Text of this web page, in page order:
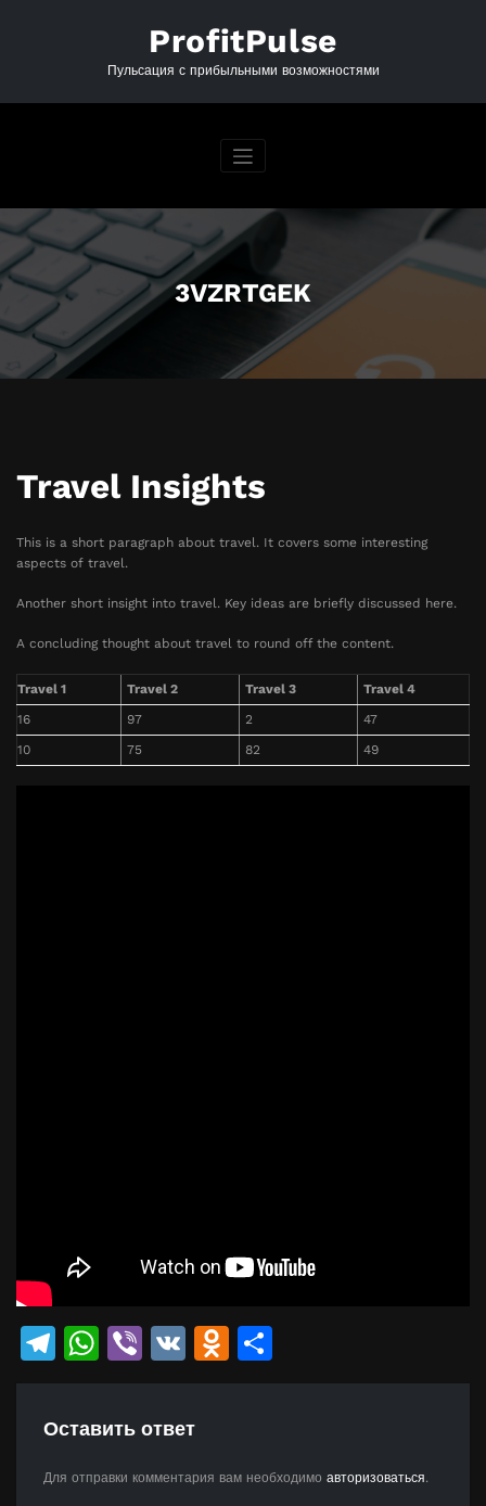
ProfitPulse
Пульсация с прибыльными возможностями
3VZRTGEK
Travel Insights
This is a short paragraph about travel. It covers some interesting
aspects of travel.
Another short insight into travel. Key ideas are briefly discussed here.
A concluding thought about travel to round off the content.
Travel 1 Travel 2 Travel 3
Travel 4
16
97 2
47
10
75 82 49
Telegram
WhatsApp
Viber
VK Odnoklassniki
Оставить ответ
Для отправки комментария вам необходимо авторизоваться.